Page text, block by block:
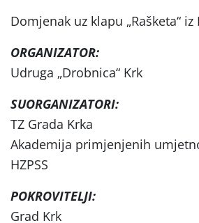
Domjenak uz klapu „Rašketa“ iz
ORGANIZATOR:
Udruga „Drobnica“ Krk
SUORGANIZATORI:
TZ Grada Krka
Akademija primjenjenih
HZPSS
POKROVITELJI:
Grad Krk